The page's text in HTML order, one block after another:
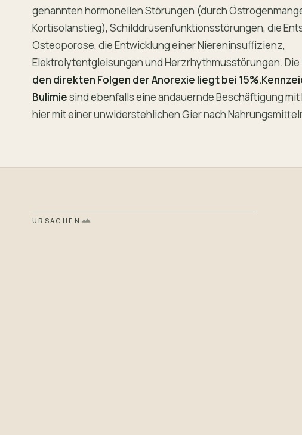
genannten hormonellen Störungen (durch
Kortisolanstieg), Schilddrüsenfunktionsstörungen, die
Osteoporose, die Entwicklung einer Niereninsuffizienz,
Elektrolytentgleisungen und Herzrhythmusstörungen. Die
den direkten Folgen der Anorexie liegt bei
Bulimiesind ebenfalls eine andauernde Beschäftigung mit
hier mit einer unwiderstehlichen Gier nach
URSACHEN